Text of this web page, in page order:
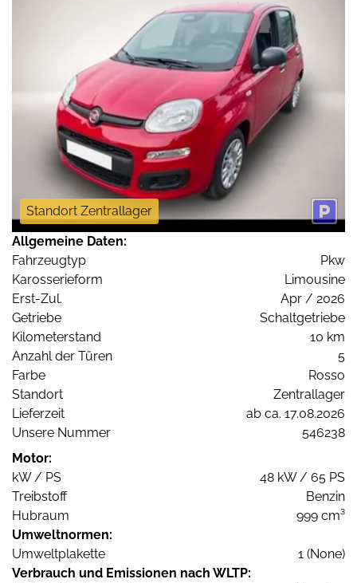
Standort Zentrallager
Allgemeine Daten:
Fahrzeugtyp
Pkw
Karosserieform
Limousine
Erst-Zul.
Apr / 2026
Getriebe
Schaltgetriebe
Kilometerstand
10 km
Anzahl der Türen
5
Farbe
Rosso
Standort
Zentrallager
Lieferzeit
ab ca. 17.08.2026
Unsere Nummer
546238
Motor:
kW / PS
48 kW / 65 PS
Treibstoff
Benzin
Hubraum
999 cm³
Umweltnormen:
Umweltplakette
1 (None)
Verbrauch und Emissionen nach WLTP: